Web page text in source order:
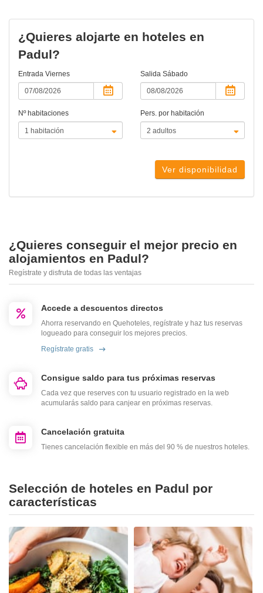
¿Quieres alojarte en hoteles en
Padul?
Entrada Viernes Salida Sábado
Nº habitaciones Pers. por habitación
Ver disponibilidad
¿Quieres conseguir el mejor precio en
alojamientos en Padul?
Regístrate y disfruta de todas las ventajas
Accede a descuentos directos
Ahorra reservando en Quehoteles, regístrate y haz tus reservas
logueado para conseguir los mejores precios.
Regístrate gratis
Consigue saldo para tus próximas reservas
Cada vez que reserves con tu usuario registrado en la web
acumularás saldo para canjear en próximas reservas.
Cancelación gratuita
Tienes cancelación flexible en más del 90 % de nuestros hoteles.
Selección de hoteles en Padul por
características